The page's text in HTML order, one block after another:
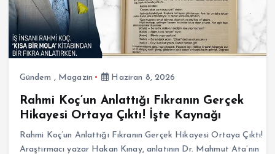
Gündem , Magazin Haziran 8, 2026
Rahmi Koç’un Anlattığı Fıkranın Gerçek
Hikayesi Ortaya Çıktı! İşte Kaynağı
Rahmi Koç’un Anlattığı Fıkranın Gerçek Hikayesi Ortaya Çıktı!
Araştırmacı yazar Hakan Kınay, anlatının Dr. Mahmut Ata’nın